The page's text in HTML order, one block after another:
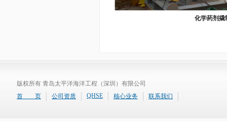
化学药剂撬
首 页 公司资质 QHSE 核心业务 联系我们
版权所有 青岛太平洋海洋工程（深圳）有限公司